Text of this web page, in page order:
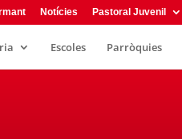
Notícies Pastoral Juvenil
Escoles Parròquies